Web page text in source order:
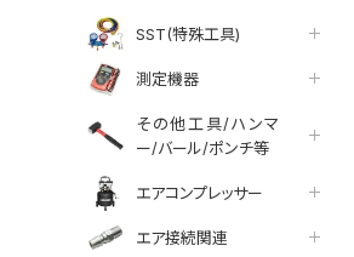
SST(特殊工具)
測定機器
その他工具/ハンマ
ー/バール/ポンチ等
エアコンプレッサー
エア接続関連